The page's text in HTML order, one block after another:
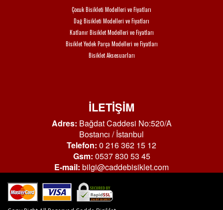
Çocuk Bisikleti Modelleri ve Fiyatları
Dağ Bisikleti Modelleri ve Fiyatları
Katlanır Bisiklet Modelleri ve Fiyatları
Bisiklet Yedek Parça Modelleri ve Fiyatları
Bisiklet Aksesuarları
İLETİŞİM
Adres: Bağdat Caddesi No:520/A
Bostancı / İstanbul
Telefon: 0 216 362 15 12
Gsm: 0537 830 53 45
E-mail: bilgi@caddebisiklet.com